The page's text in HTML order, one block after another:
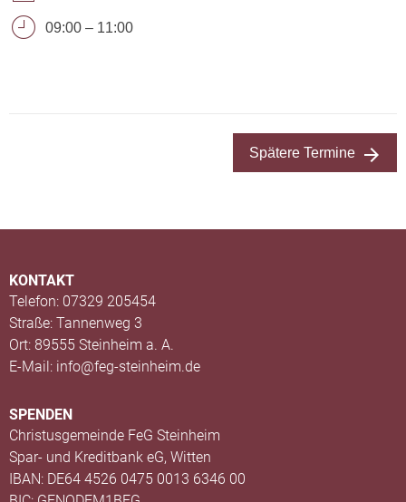
09:00 – 11:00
Spätere Termine
KONTAKT
Telefon: 07329 205454
Straße: Tannenweg 3
Ort: 89555 Steinheim a. A.
E-Mail: info@feg-steinheim.de
SPENDEN
Christusgemeinde FeG Steinheim
Spar- und Kreditbank eG, Witten
IBAN: DE64 4526 0475 0013 6346 00